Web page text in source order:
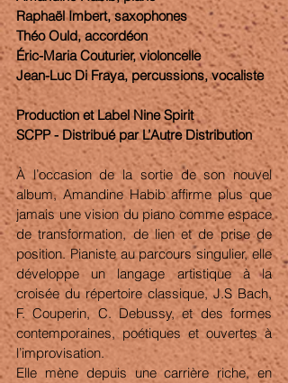
Raphaël Imbert, saxophones
Théo Ould, accordéon
Éric-Maria Couturier, violoncelle
Jean-Luc Di Fraya, percussions, vocaliste
Production et Label Nine Spirit
SCPP - Distribué par L’Autre Distribution
À l’occasion de la sortie de son nouvel
album, Amandine Habib affirme plus que
jamais une vision du piano comme espace
de transformation, de lien et de prise de
position. Pianiste au parcours singulier, elle
développe un langage artistique à la
croisée du répertoire classique, J.S Bach,
F. Couperin, C. Debussy, et des formes
contemporaines, poétiques et ouvertes à
l’improvisation.
Elle mène depuis une carrière riche, en